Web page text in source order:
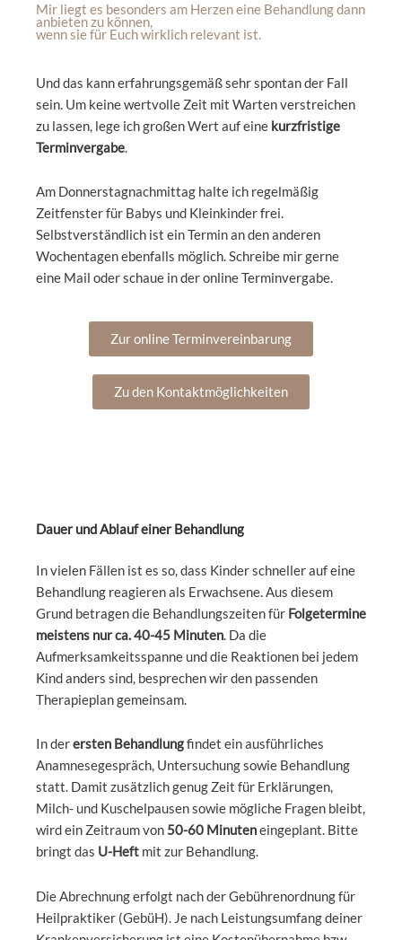
Mir liegt es besonders am Herzen eine Behandlung dann
anbieten zu können,
wenn sie für Euch wirklich relevant ist.​
Und das kann erfahrungsgemäß sehr spontan der Fall
sein. Um keine wertvolle Zeit mit Warten verstreichen
zu lassen, lege ich großen Wert auf eine kurzfristige
Terminvergabe.
Am Donnerstagnachmittag halte ich regelmäßig
Zeitfenster für Babys und Kleinkinder frei.
Selbstverständlich ist ein Termin an den anderen
Wochentagen ebenfalls möglich. Schreibe mir gerne
eine Mail oder schaue in der online Terminvergabe.
Zur online Terminvereinbarung
Zu den Kontaktmöglichkeiten
Dauer und Ablauf einer Behandlung
In vielen Fällen ist es so, dass Kinder schneller auf eine
Behandlung reagieren als Erwachsene. Aus diesem
Grund betragen die Behandlungszeiten für Folgetermine
meistens nur ca. 40-45 Minuten. Da die
Aufmerksamkeitsspanne und die Reaktionen bei jedem
Kind anders sind, besprechen wir den passenden
Therapieplan gemeinsam.
In derersten Behandlungfindet ein ausführliches
Anamnesegespräch, Untersuchung sowie Behandlung
statt. Damit zusätzlich genug Zeit für Erklärungen,
Milch- und Kuschelpausen sowie mögliche Fragen bleibt,
wird ein Zeitraum von 50-60 Minuteneingeplant. Bitte
bringt das U-Heft mit zur Behandlung.
Die Abrechnung erfolgt nach der Gebührenordnung für
Heilpraktiker (GebüH). Je nach Leistungsumfang deiner